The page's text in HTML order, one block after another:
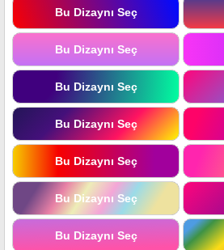
Bu Dizaynı Seç
Bu Dizaynı Seç
Bu Dizaynı Seç
Bu Dizaynı Seç
Bu Dizaynı Seç
Bu Dizaynı Seç
Bu Dizaynı Seç